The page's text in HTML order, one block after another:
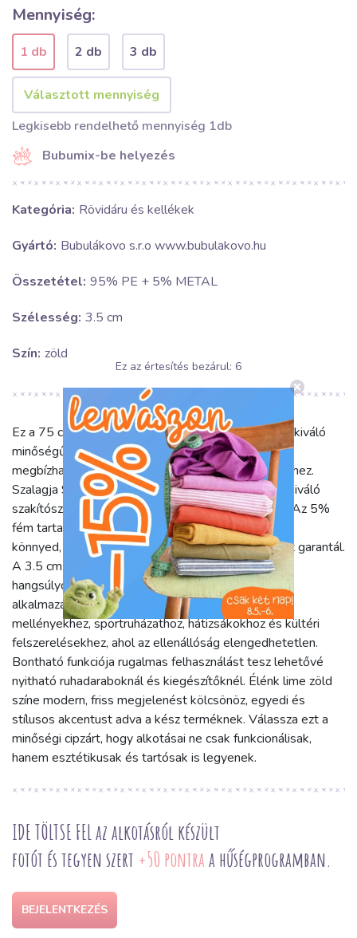
Mennyiség:
1 db 2 db 3 db
Legkisebb rendelhető mennyiség 1db
Bubumix-be helyezés
Kategória: Rövidáru és kellékek
Gyártó: Bubulákovo s.r.o www.bubulakovo.hu
Összetétel: 95% PE + 5% METAL
Szélesség: 3.5 cm
Szín: zöld
Ez a 75 cm hosszú, élénk lime zöld bontható cipzár kiváló
minőségű és rendkívül tartós kiegészítő, amely
megbízhatóságot nyújt bármilyen textilipari projekthez.
Szalagja 95% poliészterből készül, ami garancia a kiváló
szakítószilárdságra és a hosszan tartó használatra. Az 5%
fém tartalom a robusztus fogazatot biztosítja, mely
könnyed, zökkenőmentes záródást és stabil tartást garantál.
A 3.5 cm-es szélesség a cipzár masszív jellegét
hangsúlyozza, ideális erősebb rögzítést igénylő
alkalmazásokhoz. Kifejezetten ajánlott kabátokhoz,
mellényekhez, sportruházathoz, hátizsákokhoz és kültéri
felszerelésekhez, ahol az ellenállóság elengedhetetlen.
Bontható funkciója rugalmas felhasználást tesz lehetővé
nyitható ruhadaraboknál és kiegészítőknél. Élénk lime zöld
színe modern, friss megjelenést kölcsönöz, egyedi és
stílusos akcentust adva a kész terméknek. Válassza ezt a
minőségi cipzárt, hogy alkotásai ne csak funkcionálisak,
hanem esztétikusak és tartósak is legyenek.
IDE TÖLTSE FEL az alkotásról készült
fotót és tegyen szert +50 pontraa hűségprogramban.
BEJELENTKEZÉS
Ez az értesítés bezárul: 5